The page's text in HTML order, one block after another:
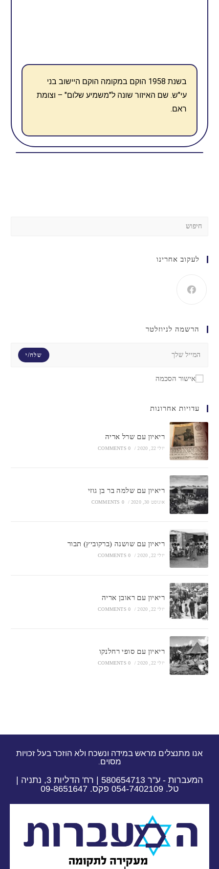
בשנת 1958 הוקם במקומה הוקם היישוב בני
עי"ש. שם האיזור שונה ל"משמיע שלום" – וצומת
ראם.
לעקוב אחרינו
הרשמה לניוזלטר
שלח/י
אישור הסכמה
עדויות אחרונות
ריאיון עם שרל אריה
יולי 22, 2020 /
0 COMMENTS
ריאיון עם שלמה בר בן גוזי
אוגוסט 30, 2020 /
0 COMMENTS
ריאיון עם שושנה (ברקוביץ) תבור
יולי 22, 2020 /
0 COMMENTS
ריאיון עם ראובן אריה
יולי 22, 2020 /
0 COMMENTS
ריאיון עם סופי רחלנקו
יולי 22, 2020 /
0 COMMENTS
אנו מתנצלים מראש במידה ונשכח ולא הוזכר בעל זכויות
מסוים.
המעברות - ע"ר 580654713 | רח' הדליות 3, נתניה |
טל. 054-7402109 פקס. 09-8651647​